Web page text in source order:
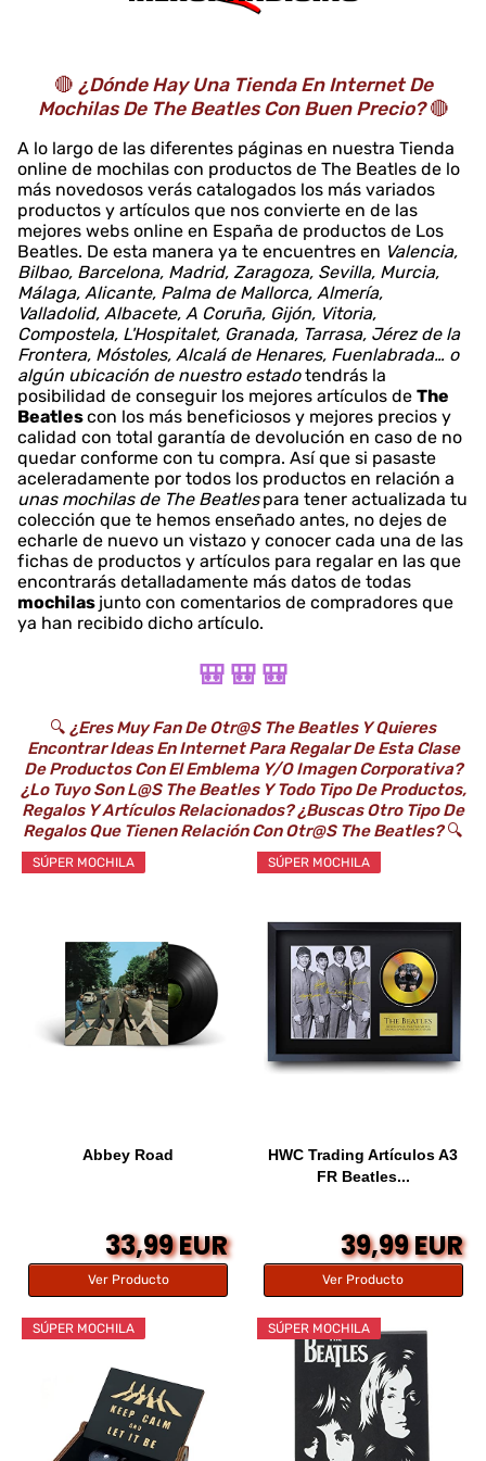
🔴 ¿Dónde Hay Una Tienda En Internet De
Mochilas De The Beatles Con Buen Precio?🔴
A lo largo de las diferentes páginas en nuestra Tienda
online de mochilas con productos de The Beatles de lo
más novedosos verás catalogados los más variados
productos y artículos que nos convierte en de las
mejores webs online en España de productos de Los
Beatles. De esta manera ya te encuentres en Valencia,
Bilbao, Barcelona, Madrid, Zaragoza, Sevilla, Murcia,
Málaga, Alicante, Palma de Mallorca, Almería,
Valladolid, Albacete, A Coruña, Gijón, Vitoria,
Compostela, L'Hospitalet, Granada, Tarrasa, Jérez de la
Frontera, Móstoles, Alcalá de Henares, Fuenlabrada… o
algún ubicación de nuestro estadotendrás la
posibilidad de conseguir los mejores artículos de The
Beatlescon los más beneficiosos y mejores precios y
calidad con total garantía de devolución en caso de no
quedar conforme con tu compra. Así que si pasaste
aceleradamente por todos los productos en relación a
unas mochilas de The Beatles para tener actualizada tu
colección que te hemos enseñado antes, no dejes de
echarle de nuevo un vistazo y conocer cada una de las
fichas de productos y artículos para regalar en las que
encontrarás detalladamente más datos de todas
mochilas junto con comentarios de compradores que
ya han recibido dicho artículo.
🎒 🎒 🎒
🔍 ¿Eres Muy Fan De Otr@s The Beatles Y Quieres
Encontrar Ideas En Internet Para Regalar De Esta Clase
De Productos Con El Emblema Y/o Imagen Corporativa?
¿Lo Tuyo Son L@s The Beatles Y Todo Tipo De Productos,
Regalos Y Artículos Relacionados? ¿Buscas Otro Tipo De
Regalos Que Tienen Relación Con Otr@s The Beatles?🔍
SÚPER MOCHILA
Abbey Road
33,99 EUR
Ver Producto
SÚPER MOCHILA
HWC Trading Artículos A3
FR Beatles...
39,99 EUR
Ver Producto
SÚPER MOCHILA SÚPER MOCHILA